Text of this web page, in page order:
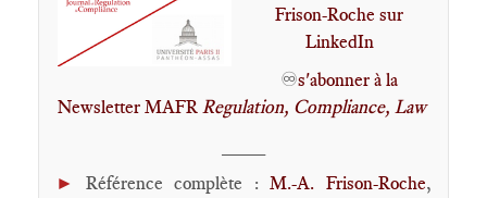
Frison-Roche sur
LinkedIn
♾️s'abonner à la
Newsletter MAFR Regulation, Compliance, Law
► Référence complète :M.-A. Frison-Roche,